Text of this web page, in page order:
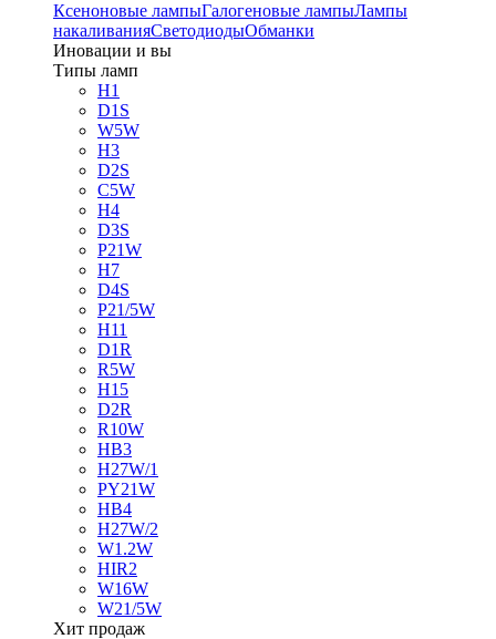
Ксеноновые лампыГалогеновые лампыЛампы
накаливанияСветодиодыОбманки
Иновации и вы
Типы ламп
H1
D1S
W5W
H3
D2S
C5W
H4
D3S
P21W
H7
D4S
P21/5W
H11
D1R
R5W
H15
D2R
R10W
HB3
H27W/1
PY21W
HB4
H27W/2
W1.2W
HIR2
W16W
W21/5W
Хит продаж